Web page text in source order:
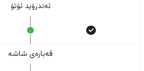
ئەندرۆید ئۆتۆ
قەبارەی شاشە